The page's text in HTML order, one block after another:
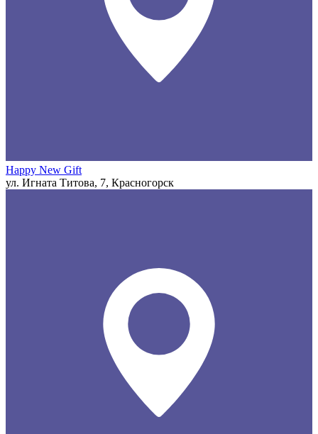
Happy New Gift
ул. Игната Титова, 7, Красногорск